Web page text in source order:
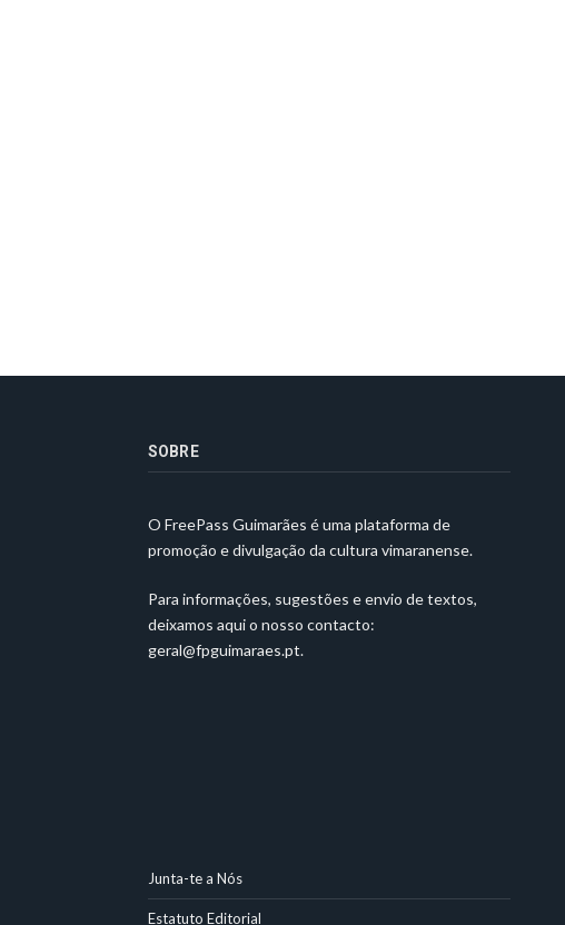
SOBRE
O FreePass Guimarães é uma plataforma de
promoção e divulgação da cultura vimaranense.
Para informações, sugestões e envio de textos,
deixamos aqui o nosso contacto:
geral@fpguimaraes.pt.
Junta-te a Nós
Estatuto Editorial